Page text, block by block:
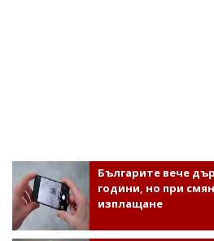
Българите вече
години, но при
изплащане